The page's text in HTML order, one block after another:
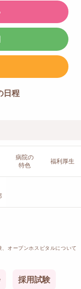
日程
病院の
特色
福利厚生
、オープンホスピタルについて
採用試験